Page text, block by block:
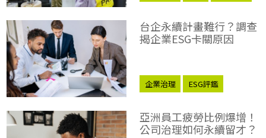
台企永續計畫難行？調查
揭企業ESG卡關原因
企業治理 ESG評鑑
亞洲員工疲勞比例爆增！
公司治理如何永續留才？